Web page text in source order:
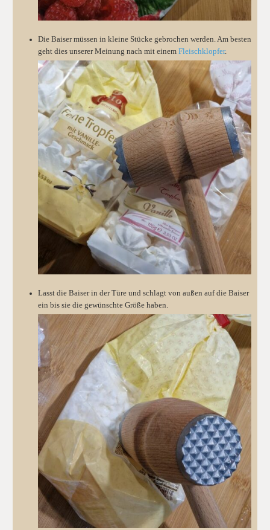
Die Baiser müssen in kleine Stücke gebrochen werden. Am besten
geht dies unserer Meinung nach mit einem Fleischklopfer.
Lasst die Baiser in der Türe und schlagt von außen auf die Baiser
ein bis sie die gewünschte Größe haben.